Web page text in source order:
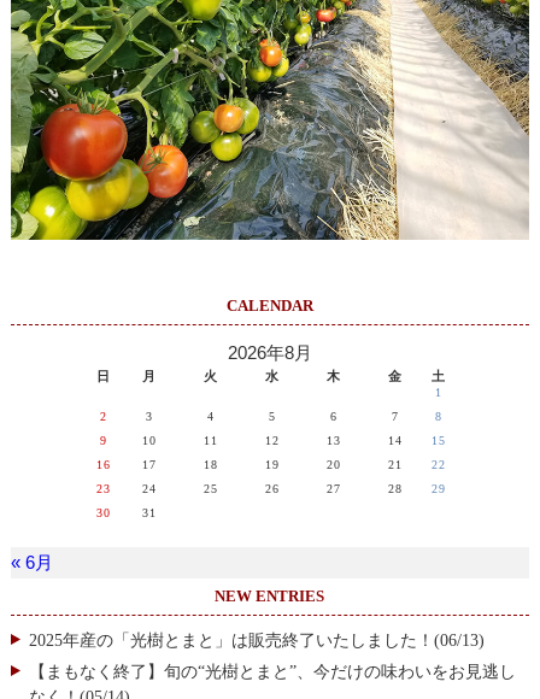
CALENDAR
2026年8月
日 月 火 水 木 金 土
1
2
3 4 5 6 7
8
9
10 11 12 13 14
15
16
17 18 19 20 21
22
23
24 25 26 27 28
29
30
31
« 6月
NEW ENTRIES
2025年産の「光樹とまと」は販売終了いたしました！(06/13)
【まもなく終了】旬の“光樹とまと”、今だけの味わいをお見逃し